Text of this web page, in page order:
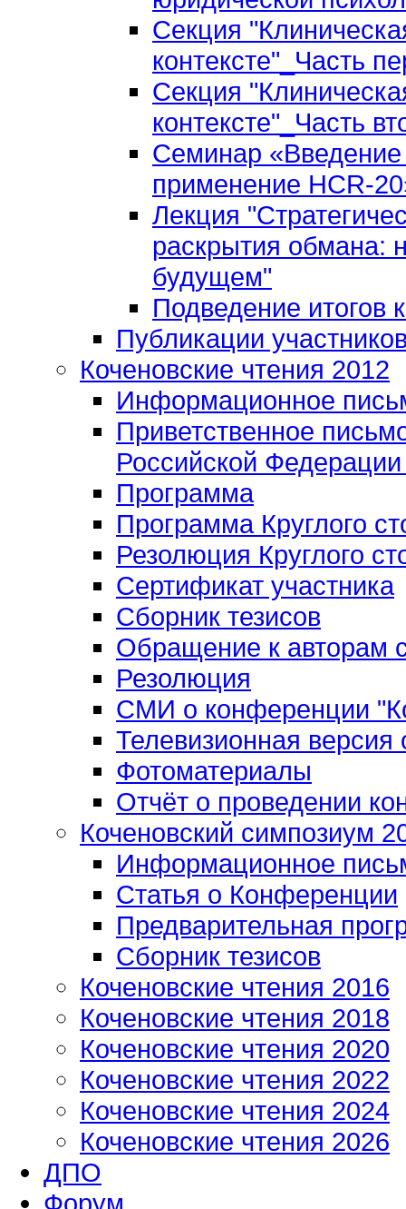
Секция
контексте"_Часть
Секция
контексте"_Часть
Семинар «Введение
применение HCR-
Лекция
раскрытия обмана:
будущем"
Подведение итогов
Публикации
Коченовские чтения 2012
Информационное
Приветственное
Российской
Программа
Программа Круглого
Резолюция Круглого
Сертификат участника
Сборник тезисов
Обращение к авторам
Резолюция
СМИ о конференции
Телевизионная
Фотоматериалы
Отчёт о проведении
Коченовский симпозиум
Информационное
Статья о Конференции
Предварительная
Сборник тезисов
Коченовские чтения 2016
Коченовские чтения 2018
Коченовские чтения 2020
Коченовские чтения 2022
Коченовские чтения 2024
Коченовские чтения 2026
ДПО